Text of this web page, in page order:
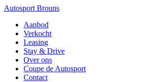
Autosport Brouns
Aanbod
Verkocht
Leasing
Stay & Drive
Over ons
Coupe de Autosport
Contact